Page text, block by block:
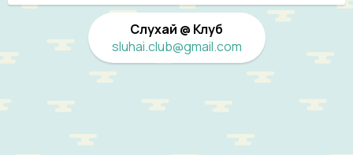
Слухай @ Клуб
sluhai.club@gmail.com